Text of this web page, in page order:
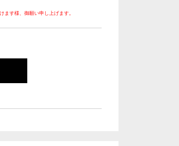
ます様、御願い申し上げます。